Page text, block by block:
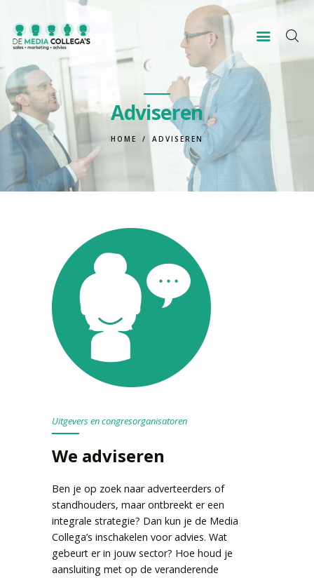
Adviseren
HOME ADVISEREN
VOOR WIE?
OVER ONS
CONTACT
Uitgevers en congresorganisatoren
We adviseren
Ben je op zoek naar adverteerders of
standhouders, maar ontbreekt er een
integrale strategie? Dan kun je de Media
Collega’s inschakelen voor advies. Wat
gebeurt er in jouw sector? Hoe houd je
aansluiting met op de veranderende